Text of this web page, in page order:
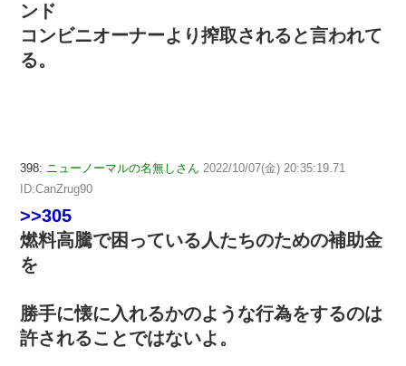
ンド
コンビニオーナーより搾取されると言われて
る。
398: ニューノーマルの名無しさん 2022/10/07(金) 20:35:19.71
ID:CanZrug90
>>305
燃料高騰で困っている人たちのための補助金
を
勝手に懐に入れるかのような行為をするのは
許されることではないよ。